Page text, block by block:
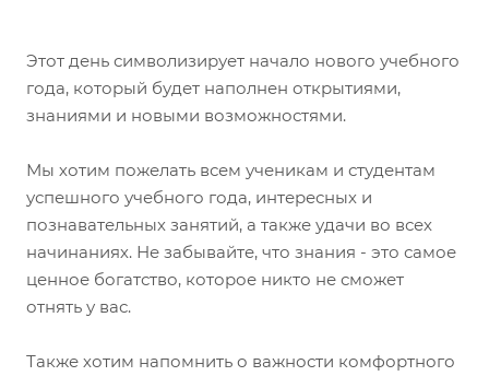
Этот день символизирует начало нового учебного
года, который будет наполнен открытиями,
знаниями и новыми возможностями.
Мы хотим пожелать всем ученикам и студентам
успешного учебного года, интересных и
познавательных занятий, а также удачи во всех
начинаниях. Не забывайте, что знания - это самое
ценное богатство, которое никто не сможет
отнять у вас.
Также хотим напомнить о важности комфортного